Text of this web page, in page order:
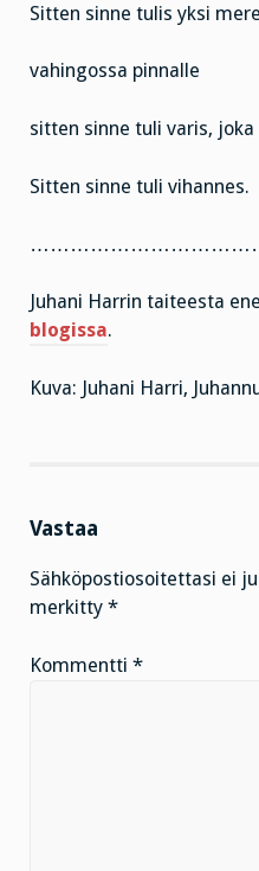
Sitten sinne tulis yksi
vahingossa pinnalle
sitten sinne tuli varis, joka
Sitten sinne tuli vihannes.
Juhani Harrin taiteesta
blogissa.
Kuva: Juhani Harri,
Vastaa
Sähköpostiosoitettasi ei
merkitty *
Kommentti *